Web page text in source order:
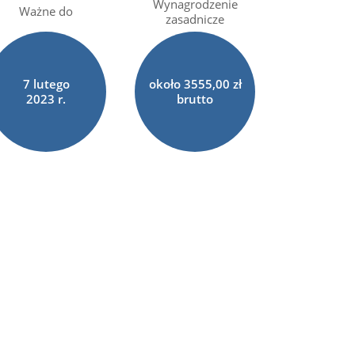
Ważne do
7 lutego
2023 r.
Wynagrodzenie
zasadnicze
około 3555,00 zł
brutto